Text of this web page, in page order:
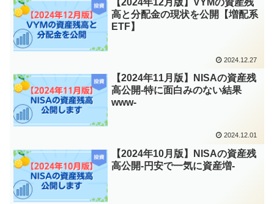
【2024年12月版】VYMの資産残
高と分配金の現状を公開【増配系
ETF】
2024.12.27
【2024年11月版】NISAの資産残
高公開-特に面白みのない結果
www-
2024.12.01
【2024年10月版】NISAの資産残
高公開-円安で一気に資産増-